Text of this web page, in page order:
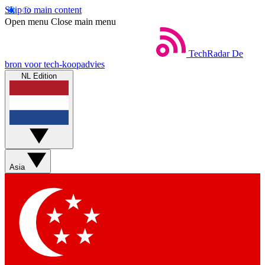
Skip to main content
Open menu Close main menu
TechRadar De
bron voor tech-koopadvies
NL Edition
Asia